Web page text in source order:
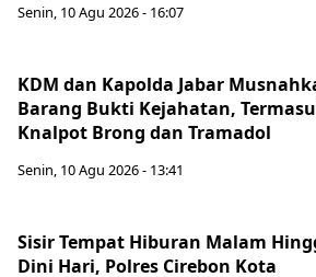
Senin, 10 Agu 2026 - 16:07
KDM dan Kapolda Jabar
Barang Bukti Kejahatan,
Knalpot Brong dan Tramadol
Senin, 10 Agu 2026 - 13:41
Sisir Tempat Hiburan Malam
Dini Hari, Polres Cirebon Kota